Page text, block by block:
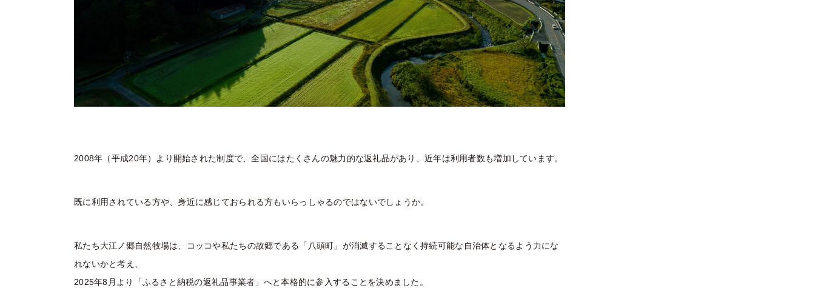
2008年（平成20年）より開始された制度で、全国にはたくさんの魅力的な返礼品があり、近年は利用者数も増加しています。
既に利用されている方や、身近に感じておられる方もいらっしゃるのではないでしょうか。
私たち大江ノ郷自然牧場は、コッコや私たちの故郷である「八頭町」が消滅することなく持続可能な自治体となるよう力にな
れないかと考え、
2025年8月より「ふるさと納税の返礼品事業者」へと本格的に参入することを決めました。